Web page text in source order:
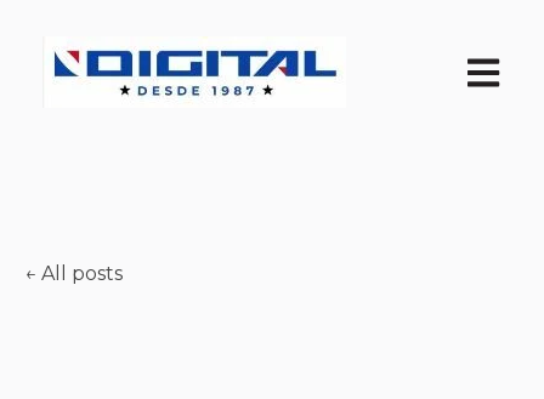
Open
All posts